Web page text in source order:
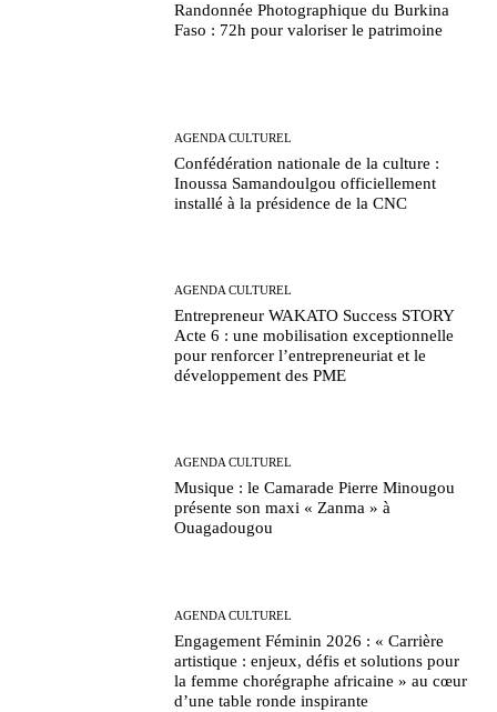
Randonnée Photographique du Burkina
Faso : 72h pour valoriser le patrimoine
AGENDA CULTUREL
Confédération nationale de la culture :
Inoussa Samandoulgou officiellement
installé à la présidence de la CNC
AGENDA CULTUREL
Entrepreneur WAKATO Success STORY
Acte 6 : une mobilisation exceptionnelle
pour renforcer l’entrepreneuriat et le
développement des PME
AGENDA CULTUREL
Musique : le Camarade Pierre Minougou
présente son maxi « Zanma » à
Ouagadougou
AGENDA CULTUREL
Engagement Féminin 2026 : « Carrière
artistique : enjeux, défis et solutions pour
la femme chorégraphe africaine » au cœur
d’une table ronde inspirante